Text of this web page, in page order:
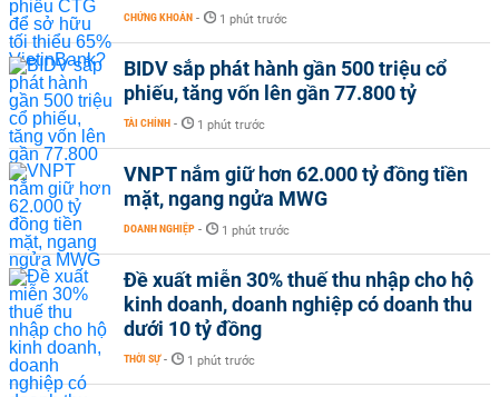
CHỨNG KHOÁN - 1 phút trước
BIDV sắp phát hành gần 500 triệu cổ
phiếu, tăng vốn lên gần 77.800 tỷ
TÀI CHÍNH - 1 phút trước
VNPT nắm giữ hơn 62.000 tỷ đồng tiền
mặt, ngang ngửa MWG
DOANH NGHIỆP - 1 phút trước
Đề xuất miễn 30% thuế thu nhập cho hộ
kinh doanh, doanh nghiệp có doanh thu
dưới 10 tỷ đồng
THỜI SỰ - 1 phút trước